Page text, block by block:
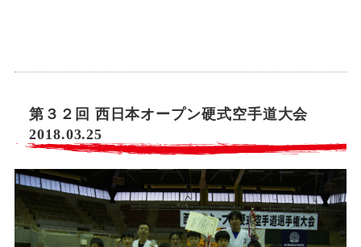
第３２回 西日本オープン硬式空手道大会
2018.03.25